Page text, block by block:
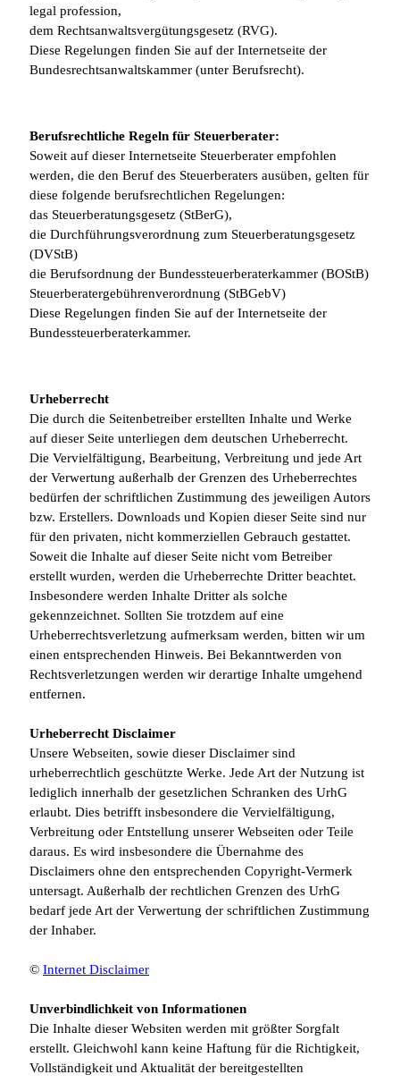
legal profession,
dem Rechtsanwaltsvergütungsgesetz (RVG).
Diese Regelungen finden Sie auf der Internetseite der
Bundesrechtsanwaltskammer (unter Berufsrecht).
Berufsrechtliche Regeln für Steuerberater:
Soweit auf dieser Internetseite Steuerberater empfohlen
werden, die den Beruf des Steuerberaters ausüben, gelten für
diese folgende berufsrechtlichen Regelungen:
das Steuerberatungsgesetz (StBerG),
die Durchführungsverordnung zum Steuerberatungsgesetz
(DVStB)
die Berufsordnung der Bundessteuerberaterkammer (BOStB)
Steuerberatergebührenverordnung (StBGebV)
Diese Regelungen finden Sie auf der Internetseite der
Bundessteuerberaterkammer.
Urheberrecht
Die durch die Seitenbetreiber erstellten Inhalte und Werke
auf dieser Seite unterliegen dem deutschen Urheberrecht.
Die Vervielfältigung, Bearbeitung, Verbreitung und jede Art
der Verwertung außerhalb der Grenzen des Urheberrechtes
bedürfen der schriftlichen Zustimmung des jeweiligen Autors
bzw. Erstellers. Downloads und Kopien dieser Seite sind nur
für den privaten, nicht kommerziellen Gebrauch gestattet.
Soweit die Inhalte auf dieser Seite nicht vom Betreiber
erstellt wurden, werden die Urheberrechte Dritter beachtet.
Insbesondere werden Inhalte Dritter als solche
gekennzeichnet. Sollten Sie trotzdem auf eine
Urheberrechtsverletzung aufmerksam werden, bitten wir um
einen entsprechenden Hinweis. Bei Bekanntwerden von
Rechtsverletzungen werden wir derartige Inhalte umgehend
entfernen.
Urheberrecht Disclaimer
Unsere Webseiten, sowie dieser Disclaimer sind
urheberrechtlich geschützte Werke. Jede Art der Nutzung ist
lediglich innerhalb der gesetzlichen Schranken des UrhG
erlaubt. Dies betrifft insbesondere die Vervielfältigung,
Verbreitung oder Entstellung unserer Webseiten oder Teile
daraus. Es wird insbesondere die Übernahme des
Disclaimers ohne den entsprechenden Copyright-Vermerk
untersagt. Außerhalb der rechtlichen Grenzen des UrhG
bedarf jede Art der Verwertung der schriftlichen Zustimmung
der Inhaber.
© Internet Disclaimer
Unverbindlichkeit von Informationen
Die Inhalte dieser Websiten werden mit größter Sorgfalt
erstellt. Gleichwohl kann keine Haftung für die Richtigkeit,
Vollständigkeit und Aktualität der bereitgestellten